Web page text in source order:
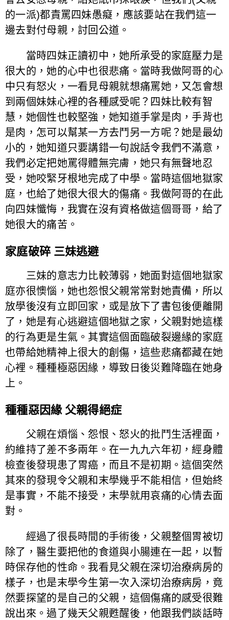
的一派)都責罵四妹愚癡，應該要站在我們這一
邊去對付母親，討回公道。
當時四妹正讀初中，她所承受的家庭壓力是
很大的，她的心中也很悲痛。當時我做阿哥的心
中只有怒火，一看見母親就想痛罵她，又怎會想
到兩個妹妹心裡的各種感受呢？四妹比較有智
慧，她個性也較堅強，她知道手掌是肉，手背也
是肉，怎可以幫某一方去鬥另一方呢？她是最幼
小的，她知道只要講錯一句說話令我們不滿意，
我們必定把她罵得體無完膚，她只有無聲地忍
受，她咬緊牙根地完成了中學。當時這個地獄家
庭，也給了她很大很大的傷痛。我做阿哥的在此
向四妹懺悔，我實在沒有資格做這個哥哥，給了
她很大的痛苦。
家庭破碎 三妹逃避
三妹的意志力比較薄弱，她面對這個地獄家
庭亦很懊惱，她也怨恨父親常常對她責備，所以
放學後沒有立即回家，或是放下了書包後便離開
了，她是有心逃避這個地獄之家，父親對她這樣
的行為更是生氣。其實這個面臨破裂邊緣的家庭
也帶給她精神上很大的創傷，這些悲痛都藏在她
心裡。種種極惡因緣，導致日後災難降臨在她身
上。
種種惡因緣 父親得絕症
父親在煩惱、怨恨、怒火的批鬥生活裡面，
約維持了差不多兩年。在一九九六年初，經身體
檢查後發現患了胃癌，而且不是初期。這個突然
其來的發現令父親和末學幾乎不能相信，但始終
是事實，不能不接受，末學就用哀痛的心情去面
對。
經過了很長時間的手術後，父親整個胃被切
除了，醫生要把他的食道與小腸連在一起，以暫
時保存他的性命。我看見父親在深切治療病房的
樣子，也是末學今生第一次入深切治療病房，竟
然要探望的是自己的父親，這個傷痛的感受很難
說出來。過了幾天父親甦醒後，他跟我們談話時